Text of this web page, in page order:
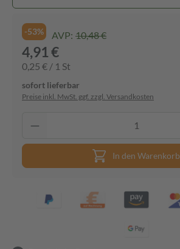
-53% AVP: 10,48 €
4,91 €
0,25 € / 1 St
sofort lieferbar
Preise inkl. MwSt. ggf. zzgl. Versandkosten
In den Warenkorb